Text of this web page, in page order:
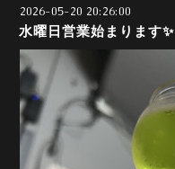
2026-05-20 20:26:00
水曜日営業始まります✨